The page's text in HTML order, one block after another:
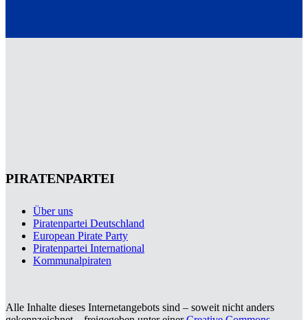
PIRATENPARTEI
Über uns
Piratenpartei Deutschland
European Pirate Party
Piratenpartei International
Kommunalpiraten
Alle Inhalte dieses Internetangebots sind – soweit nicht anders